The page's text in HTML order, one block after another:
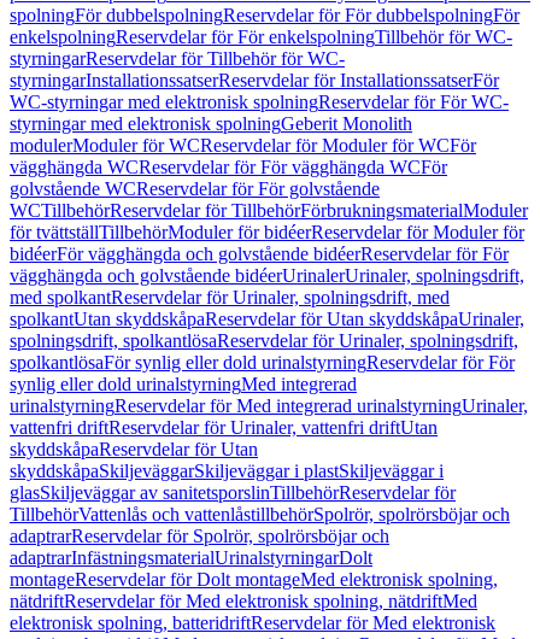
spolningFör dubbelspolningReservdelar för För dubbelspolningFör
enkelspolningReservdelar för För enkelspolningTillbehör för WC-
styrningarReservdelar för Tillbehör för WC-
styrningarInstallationssatserReservdelar för InstallationssatserFör
WC-styrningar med elektronisk spolningReservdelar för För WC-
styrningar med elektronisk spolningGeberit Monolith
modulerModuler för WCReservdelar för Moduler för WCFör
vägghängda WCReservdelar för För vägghängda WCFör
golvstående WCReservdelar för För golvstående
WCTillbehörReservdelar för TillbehörFörbrukningsmaterialModuler
för tvättställTillbehörModuler för bidéerReservdelar för Moduler för
bidéerFör vägghängda och golvstående bidéerReservdelar för För
vägghängda och golvstående bidéerUrinalerUrinaler, spolningsdrift,
med spolkantReservdelar för Urinaler, spolningsdrift, med
spolkantUtan skyddskåpaReservdelar för Utan skyddskåpaUrinaler,
spolningsdrift, spolkantlösaReservdelar för Urinaler, spolningsdrift,
spolkantlösaFör synlig eller dold urinalstyrningReservdelar för För
synlig eller dold urinalstyrningMed integrerad
urinalstyrningReservdelar för Med integrerad urinalstyrningUrinaler,
vattenfri driftReservdelar för Urinaler, vattenfri driftUtan
skyddskåpaReservdelar för Utan
skyddskåpaSkiljeväggarSkiljeväggar i plastSkiljeväggar i
glasSkiljeväggar av sanitetsporslinTillbehörReservdelar för
TillbehörVattenlås och vattenlåstillbehörSpolrör, spolrörsböjar och
adaptrarReservdelar för Spolrör, spolrörsböjar och
adaptrarInfästningsmaterialUrinalstyrningarDolt
montageReservdelar för Dolt montageMed elektronisk spolning,
nätdriftReservdelar för Med elektronisk spolning, nätdriftMed
elektronisk spolning, batteridriftReservdelar för Med elektronisk